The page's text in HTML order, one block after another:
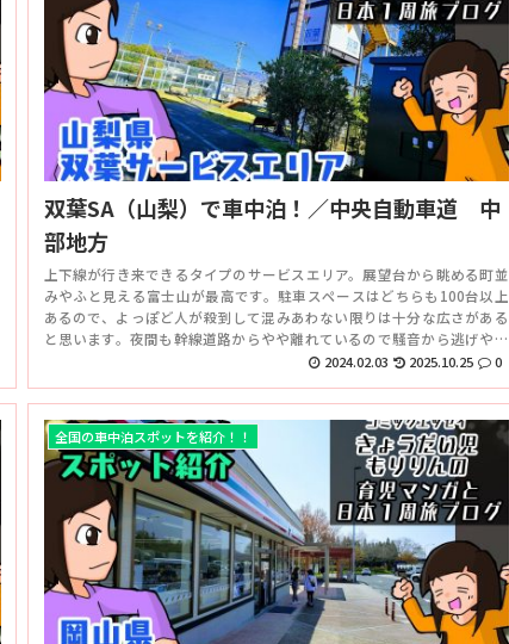
双葉SA（山梨）で車中泊！／中央自動車道 中
部地方
上下線が行き来できるタイプのサービスエリア。展望台から眺める町並
みやふと見える富士山が最高です。駐車スペースはどちらも100台以上
あるので、よっぽど人が殺到して混みあわない限りは十分な広さがある
と思います。夜間も幹線道路からやや離れているので騒音から逃げやす
いです。個人的には中々良いのではないかと思いました。
2024.02.03 2025.10.25 0
全国の車中泊スポットを紹介！！